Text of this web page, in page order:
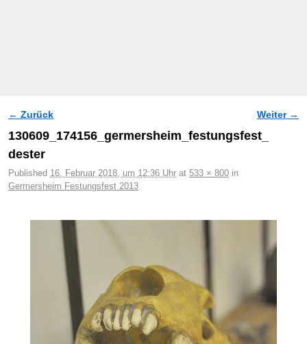
Bilder-Navigation
← Zurück Weiter →
130609_174156_germersheim_festungsfest_
dester
Published 16. Februar 2018, um 12:36 Uhr at 533 × 800 in
Germersheim Festungsfest 2013